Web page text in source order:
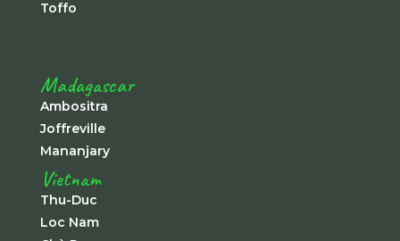
Toffo
Madagascar
Ambositra
Joffreville
Mananjary
Vietnam
Thu-Duc
Loc Nam